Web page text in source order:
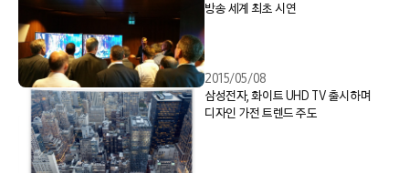
방송 세계 최초 시연
2015/05/08
삼성전자, 화이트 UHD TV 출시하며
디자인 가전 트렌드 주도